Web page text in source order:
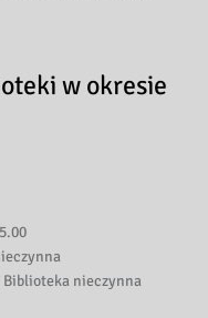
w okresie
nieczynna